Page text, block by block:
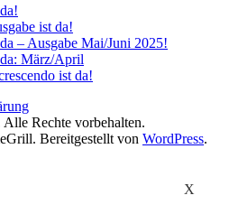
ist da!
– Ausgabe Mai/Juni 2025!
März/April
ist da!
Alle Rechte vorbehalten.
Bereitgestellt von WordPress.
X